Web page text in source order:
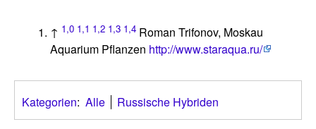
↑ 1,0 1,1 1,2 1,3 1,4 Roman Trifonov, Moskau
Aquarium Pflanzen http://www.staraqua.ru/
Kategorien: Alle Russische Hybriden